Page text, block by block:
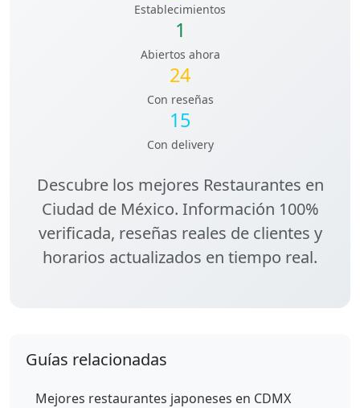
Establecimientos
1
Abiertos ahora
24
Con reseñas
15
Con delivery
Descubre los mejores Restaurantes en
Ciudad de México. Información 100%
verificada, reseñas reales de clientes y
horarios actualizados en tiempo real.
Guías relacionadas
Mejores restaurantes japoneses en CDMX